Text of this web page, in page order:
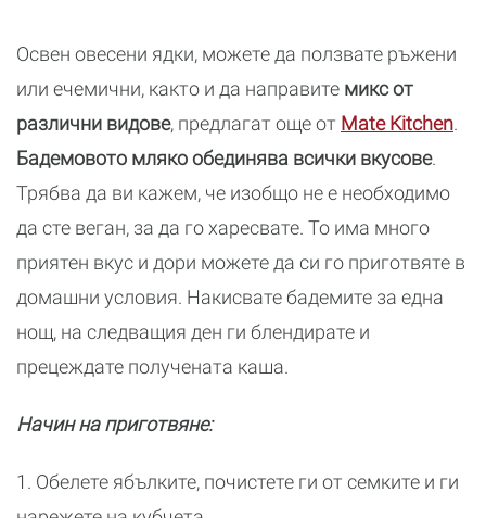
Освен овесени ядки, можете да ползвате ръжени
или ечемични, както и да направите микс от
различни видове, предлагат още от Mate Kitchen.
Бадемовото мляко обединява всички вкусове.
Трябва да ви кажем, че изобщо не е необходимо
да сте веган, за да го харесвате. То има много
приятен вкус и дори можете да си го приготвяте в
домашни условия. Накисвате бадемите за една
нощ, на следващия ден ги блендирате и
прецеждате получената каша.
Начин на приготвяне:
1. Обелете ябълките, почистете ги от семките и ги